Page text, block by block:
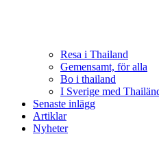
Resa i Thailand
Gemensamt, för alla
Bo i thailand
I Sverige med
Senaste inlägg
Artiklar
Nyheter